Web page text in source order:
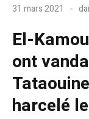
31 mars 2021
El-
ont
harcelé